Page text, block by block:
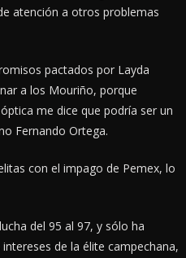
atención a otros problemas
pactados por Layda
a los Mouriño, porque
me dice que podría ser un
Fernando Ortega.
con el impago de Pemex, lo
del 95 al 97, y sólo ha
de la élite campechana,